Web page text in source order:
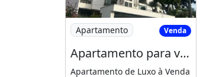
Imagem: Apartamento para
Apartamento Venda
Apartamento para venda, 4 quarto(s), Popular, Cuiabá
Apartamento de Luxo à Venda